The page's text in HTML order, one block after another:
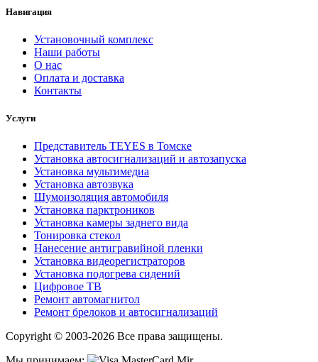
Навигация
Установочный комплекс
Наши работы
О нас
Оплата и доставка
Контакты
Услуги
Представитель TEYES в Томске
Установка автосигнализаций и автозапуска
Установка мультимедиа
Установка автозвука
Шумоизоляция автомобиля
Установка парктроников
Установка камеры заднего вида
Тонировка стекол
Нанесение антигравийной пленки
Установка видеорегистраторов
Установка подогрева сидений
Цифровое ТВ
Ремонт автомагнитол
Ремонт брелоков и автосигнализаций
Copyright © 2003-2026 Все права защищены.